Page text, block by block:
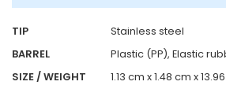
TIP
Stainless steel
BARREL
Plastic (PP), Elastic
SIZE / WEIGHT
1.13 cm x 1.48 cm x